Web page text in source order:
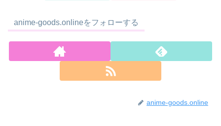
anime-goods.onlineをフォローする
anime-goods.online